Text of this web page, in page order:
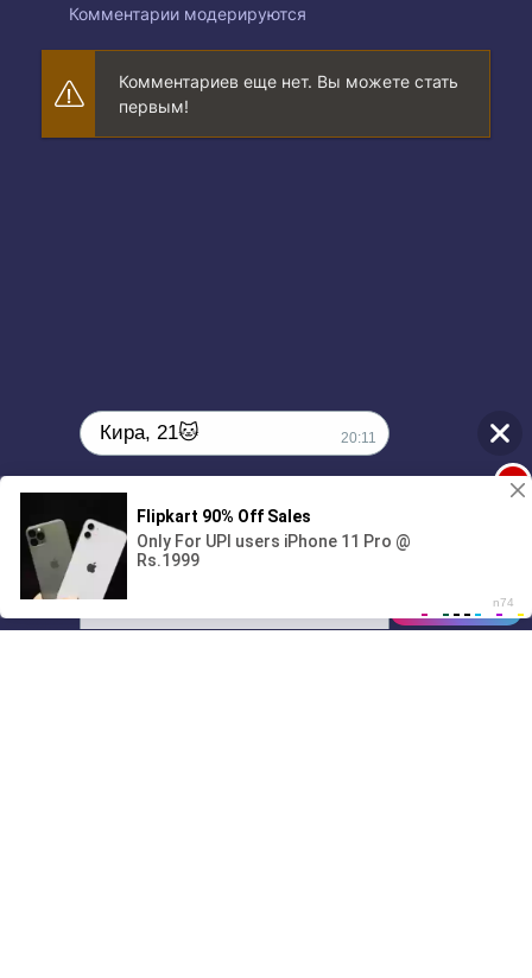
Комментарии модерируются
Комментариев еще нет. Вы можете стать
первым!
01/07
00:00
Кира, 21🐱 20:11
Поиграешь со мной? 💖🐾
20:11
1